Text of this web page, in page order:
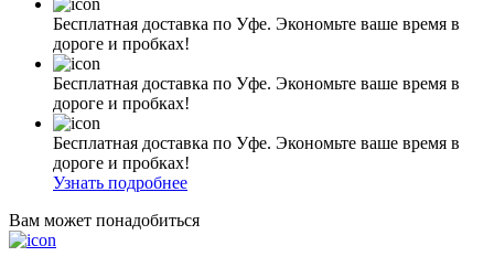
Бесплатная доставка по Уфе. Экономьте ваше время в
дороге и пробках!
Бесплатная доставка по Уфе. Экономьте ваше время в
дороге и пробках!
Бесплатная доставка по Уфе. Экономьте ваше время в
дороге и пробках!
Узнать подробнее
Вам может понадобиться